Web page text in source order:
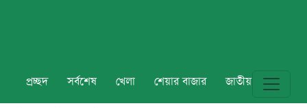
প্রচ্ছদ সর্বশেষ খেলা শেয়ার বাজার জাতীয় বিশ্ব